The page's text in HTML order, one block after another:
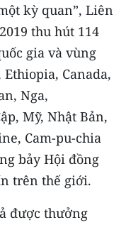
kỳ quan”, Liên
thu hút 114
gia và vùng
Canada,
Nga,
Mỹ, Nhật Bản,
Cam-pu-chia
bảy Hội đồng
trên thế giới.
được thưởng